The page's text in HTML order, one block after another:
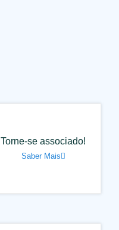
Torne-se associado!
Saber Mais